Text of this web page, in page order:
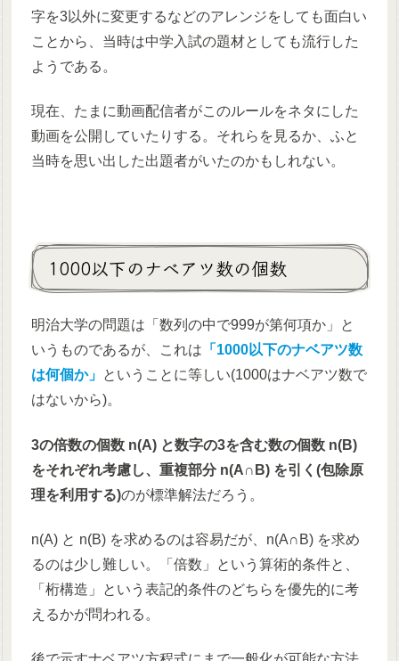
字を3以外に変更するなどのアレンジをしても面白い
ことから、当時は中学入試の題材としても流行した
ようである。
現在、たまに動画配信者がこのルールをネタにした
動画を公開していたりする。それらを見るか、ふと
当時を思い出した出題者がいたのかもしれない。
1000以下のナベアツ数の個数
明治大学の問題は「数列の中で999が第何項か」と
いうものであるが、これは 「1000以下のナベアツ数
は何個か」 ということに等しい(1000はナベアツ数で
はないから)。
3の倍数の個数 n(A) と数字の3を含む数の個数 n(B)
をそれぞれ考慮し、重複部分 n(A∩B) を引く(包除原
理を利用する)のが標準解法だろう。
n(A) と n(B) を求めるのは容易だが、n(A∩B) を求め
るのは少し難しい。「倍数」という算術的条件と、
「桁構造」という表記的条件のどちらを優先的に考
えるかが問われる。